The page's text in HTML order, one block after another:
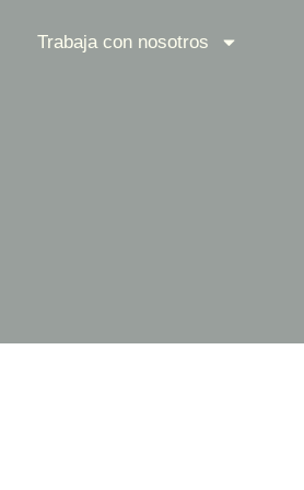
Trabaja con nosotros